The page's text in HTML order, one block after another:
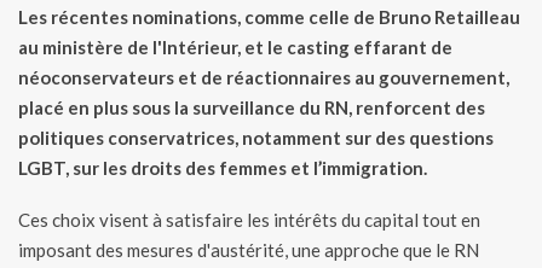
Les récentes nominations, comme celle de Bruno Retailleau
au ministère de l'Intérieur, et le casting effarant de
néoconservateurs et de réactionnaires au gouvernement,
placé en plus sous la surveillance du RN, renforcent des
politiques conservatrices, notamment sur des questions
LGBT, sur les droits des femmes et l’immigration.
Ces choix visent à satisfaire les intérêts du capital tout en
imposant des mesures d'austérité, une approche que le RN